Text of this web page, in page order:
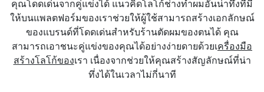
คุณโดดเด่นจากคู่แข่งได้ แนวคิดโลโก้ช่างทำผมอันน่าทึ่งที่มี
ให้บนแพลตฟอร์มของเราช่วยให้ผู้ใช้สามารถสร้างเอกลักษณ์
ของแบรนด์ที่โดดเด่นสำหรับร้านตัดผมของตนได้ คุณ
สามารถเอาชนะคู่แข่งของคุณได้อย่างง่ายดายด้วยเครื่องมือ
สร้างโลโก้ของเรา เนื่องจากช่วยให้คุณสร้างสัญลักษณ์ที่น่า
ทึ่งได้ในเวลาไม่กี่นาที